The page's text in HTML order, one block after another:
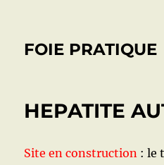
FOIE PRATIQUE
HEPATITE
Site en construction : le